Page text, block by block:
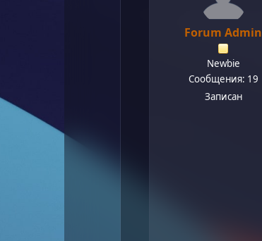
Forum Admin
Newbie
Сообщения: 19
Записан